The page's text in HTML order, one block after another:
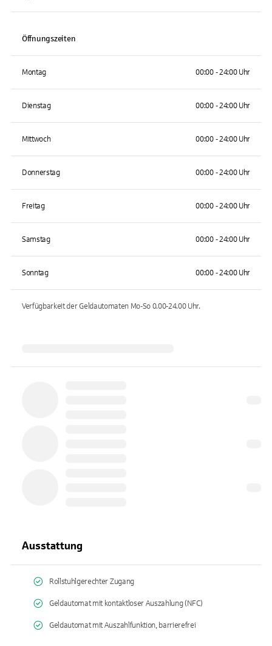
Öffnungszeiten
Montag 00:00 - 24:00 Uhr
Dienstag 00:00 - 24:00 Uhr
Mittwoch 00:00 - 24:00 Uhr
Donnerstag 00:00 - 24:00 Uhr
Freitag 00:00 - 24:00 Uhr
Samstag 00:00 - 24:00 Uhr
Sonntag 00:00 - 24:00 Uhr
Verfügbarkeit der Geldautomaten Mo-So 0.00-24.00Uhr.
Ausstattung
Rollstuhlgerechter Zugang
Geldautomat mit kontaktloser Auszahlung (NFC)
Geldautomat mit Auszahlfunktion, barrierefrei